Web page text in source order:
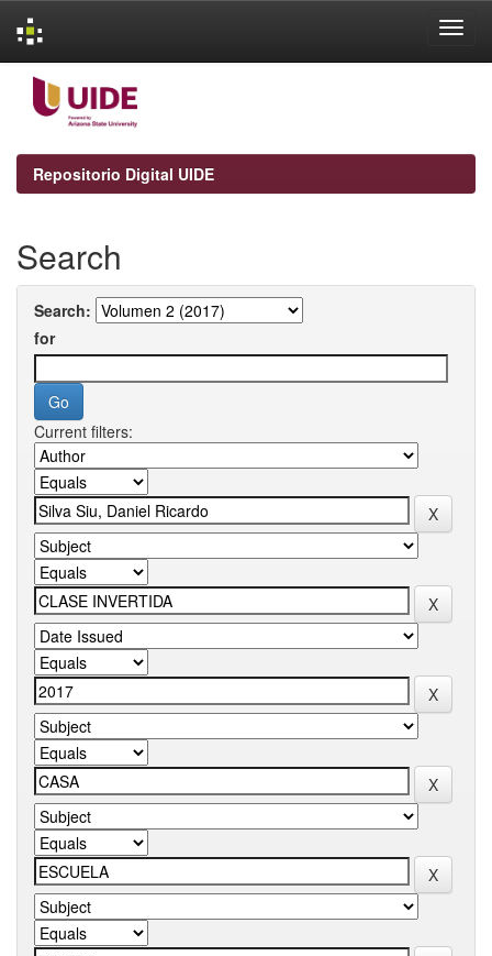
navigation
Repositorio Digital UIDE
Search
Search:
for
Current filters: